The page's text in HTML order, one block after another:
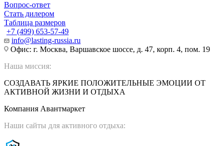
Вопрос-ответ
Стать дилером
Таблица размеров
+7 (499) 653-57-49
info@lasting-russia.ru
Офис: г. Москва, Варшавское шоссе, д. 47, корп. 4, пом. 19
Наша миссия:
СОЗДАВАТЬ ЯРКИЕ ПОЛОЖИТЕЛЬНЫЕ ЭМОЦИИ ОТ
АКТИВНОЙ ЖИЗНИ И ОТДЫХА
Компания Авантмаркет
Наши сайты для активного отдыха: